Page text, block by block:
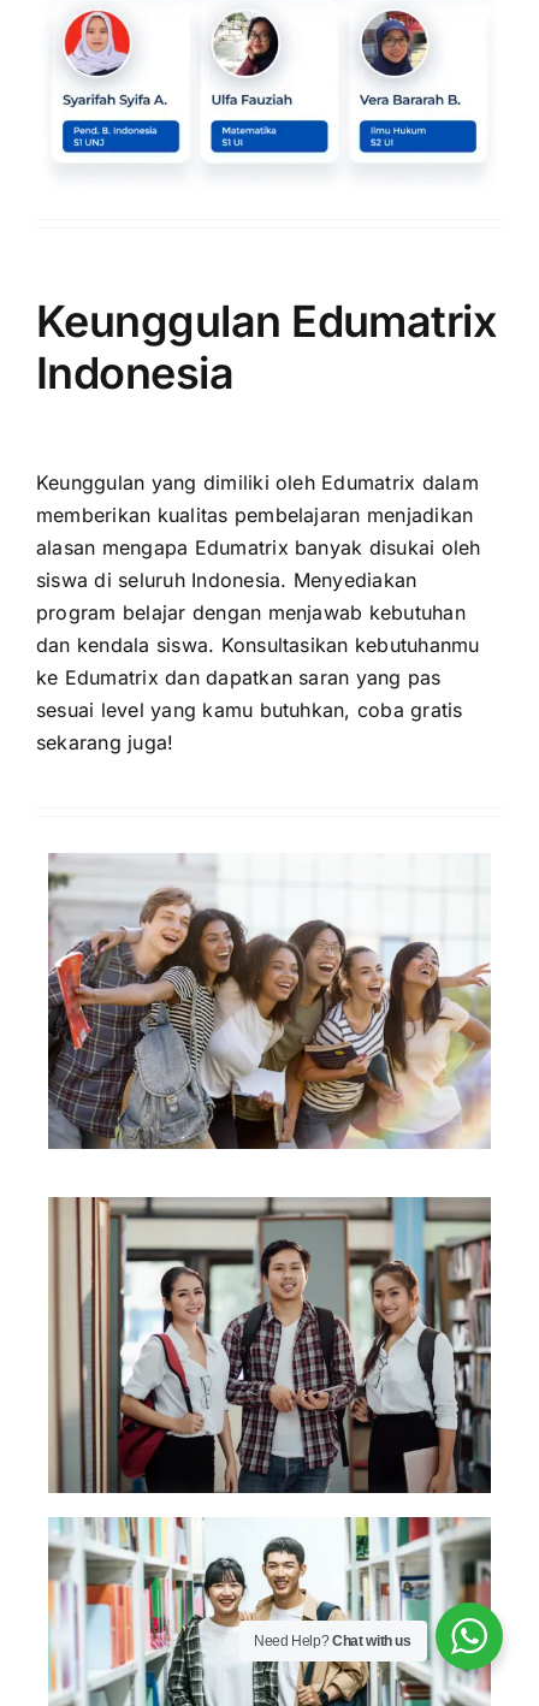
Keunggulan Edumatrix
Indonesia
Keunggulan yang dimiliki oleh Edumatrix dalam
memberikan kualitas pembelajaran menjadikan
alasan mengapa Edumatrix banyak disukai oleh
siswa di seluruh Indonesia. Menyediakan
program belajar dengan menjawab kebutuhan
dan kendala siswa. Konsultasikan kebutuhanmu
ke Edumatrix dan dapatkan saran yang pas
sesuai level yang kamu butuhkan, coba gratis
sekarang juga!
Need Help?Chat with us